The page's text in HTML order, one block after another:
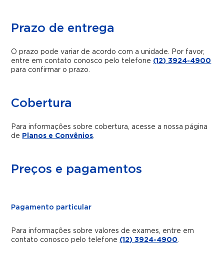
Prazo de entrega
O prazo pode variar de acordo com a unidade. Por favor,
entre em contato conosco pelo telefone (12) 3924-4900
para confirmar o prazo.
Cobertura
Para informações sobre cobertura, acesse a nossa página
de Planos e Convênios.
Preços e pagamentos
Pagamento particular
Para informações sobre valores de exames, entre em
contato conosco pelo telefone (12) 3924-4900.